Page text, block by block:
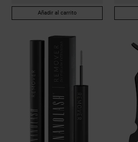
Añadir al carrito